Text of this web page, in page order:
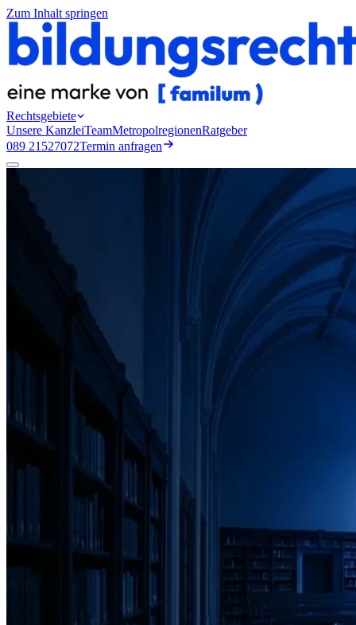
Zum Inhalt springen
Rechtsgebiete
Unsere KanzleiTeamMetropolregionenRatgeber
089 21527072Termin anfragen